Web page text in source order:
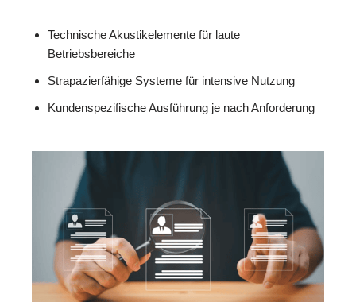
Technische Akustikelemente für laute
Betriebsbereiche
Strapazierfähige Systeme für intensive Nutzung
Kundenspezifische Ausführung je nach Anforderung